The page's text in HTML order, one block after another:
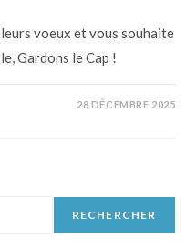
voeux et vous souhaite
Gardons le Cap !
28 DÉCEMBRE 2025
RECHERCHER